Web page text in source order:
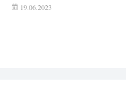
19.06.2023